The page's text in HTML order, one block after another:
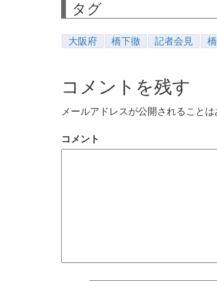
タグ
大阪府 橋下徹 記者会見
コメントを残す
メールアドレスが公開されることは
コメント